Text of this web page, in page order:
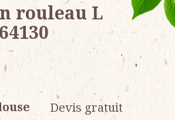
rouleau L
Devis gratuit